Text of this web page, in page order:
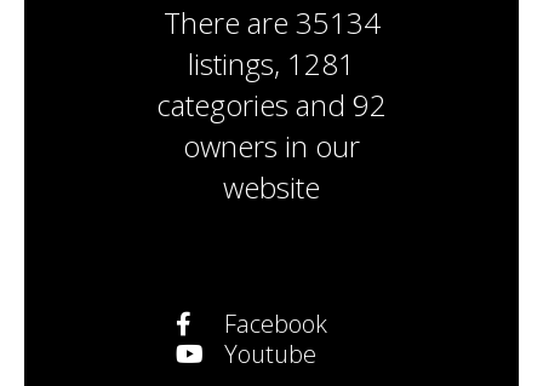
There are 35134
listings, 1281
categories and 92
owners in our
website
Facebook
Youtube